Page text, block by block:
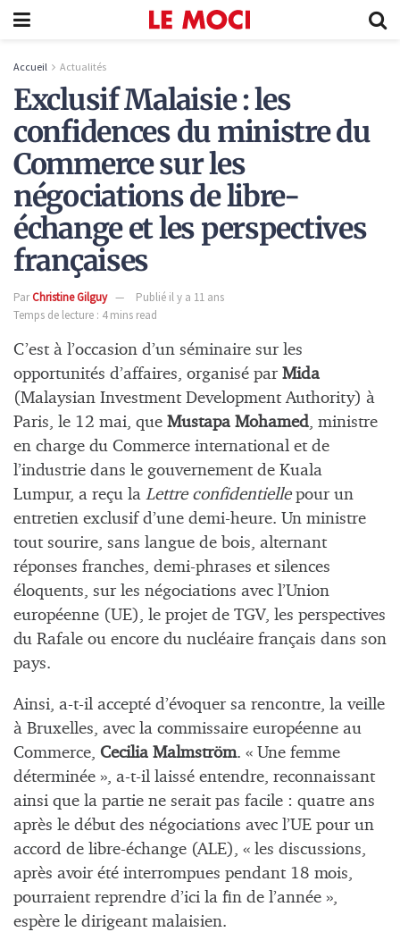
Accueil Actualités
Exclusif Malaisie : les
confidences du ministre du
Commerce sur les
négociations de libre-
échange et les perspectives
françaises
ParChristine Gilguy
Publié il y a 11 ans
Temps de lecture : 4 mins read
C’est à l’occasion d’un séminaire sur les
opportunités d’affaires, organisé par Mida
(Malaysian Investment Development Authority) à
Paris, le 12 mai, que Mustapa Mohamed, ministre
en charge du Commerce international et de
l’industrie dans le gouvernement de Kuala
Lumpur, a reçu la Lettre confidentiellepour un
entretien exclusif d’une demi-heure. Un ministre
tout sourire, sans langue de bois, alternant
réponses franches, demi-phrases et silences
éloquents, sur les négociations avec l’Union
européenne (UE), le projet de TGV, les perspectives
du Rafale ou encore du nucléaire français dans son
pays.
Ainsi, a-t-il accepté d’évoquer sa rencontre, la veille
à Bruxelles, avec la commissaire européenne au
Commerce, Cecilia Malmström. « Une femme
déterminée », a-t-il laissé entendre, reconnaissant
ainsi que la partie ne serait pas facile : quatre ans
après le début des négociations avec l’UE pour un
accord de libre-échange (ALE), « les discussions,
après avoir été interrompues pendant 18 mois,
pourraient reprendre d’ici la fin de l’année »,
espère le dirigeant malaisien.